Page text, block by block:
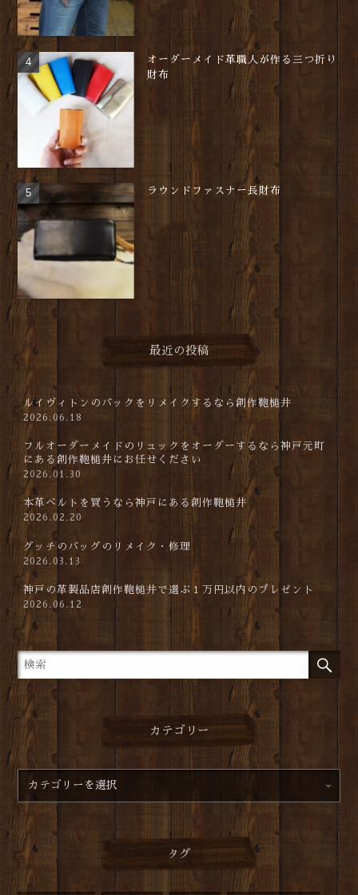
オーダーメイド革職人が作る三つ折り
財布
ラウンドファスナー長財布
最近の投稿
ルイヴィトンのバックをリメイクするなら創作鞄槌井
2026.06.18
フルオーダーメイドのリュックをオーダーするなら神戸元町
にある創作鞄槌井にお任せください
2026.01.30
本革ベルトを買うなら神戸にある創作鞄槌井
2026.02.20
グッチのバッグのリメイク・修理
2026.03.13
神戸の革製品店創作鞄槌井で選ぶ１万円以内のプレゼント
2026.06.12
カテゴリー
タグ